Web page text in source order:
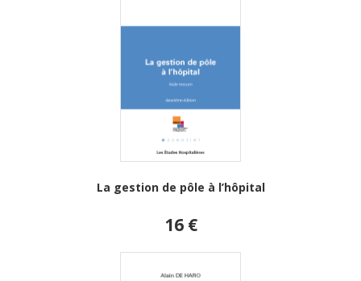
La gestion de pôle à l’hôpital
16 €